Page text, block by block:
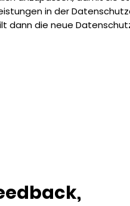
in der
dann die neue